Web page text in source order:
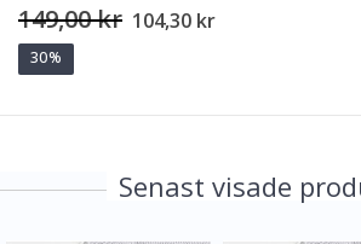
149,00 kr Special
Price
104,30 kr
30%
Senast visade